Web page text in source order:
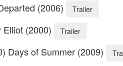
(2006)
Trailer
Elliot (2000) Trailer
Days of Summer (2009)